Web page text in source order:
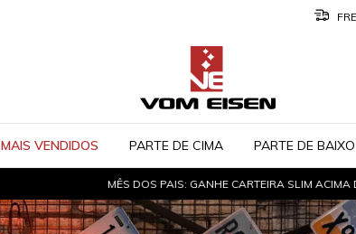
MAIS VENDIDOS PARTE DE CIMA PARTE DE BAIXO
MÊS DOS PAIS: GANHE CARTEIRA SLIM ACIMA DE R$649